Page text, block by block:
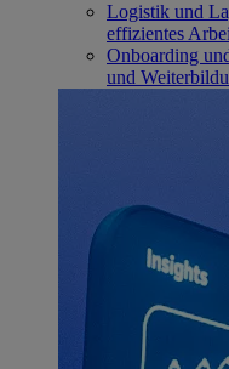
Logistik und
effizientes
Onboarding
und